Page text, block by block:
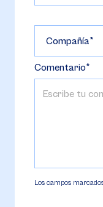
Compañía
Comentario
Los campos